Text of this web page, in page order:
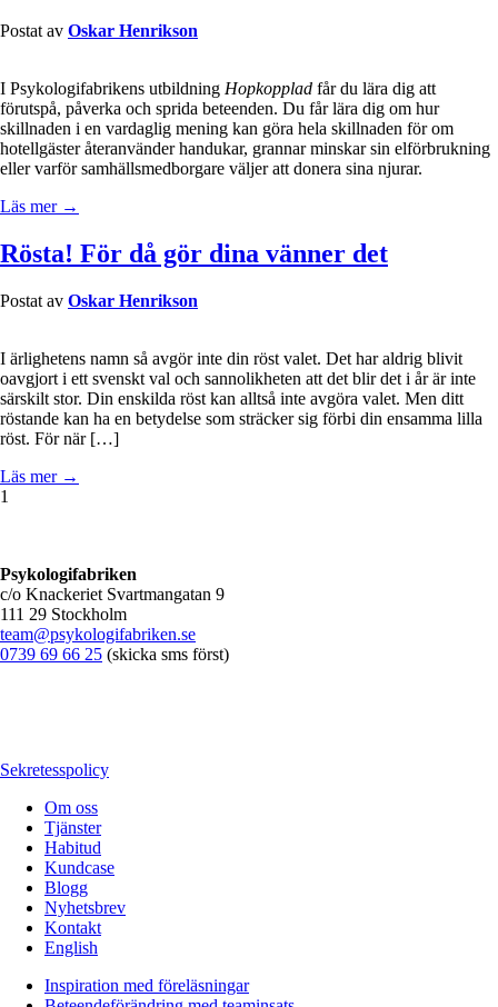
Postat av Oskar Henrikson
I Psykologifabrikens utbildning Hopkopplad får du lära dig att
förutspå, påverka och sprida beteenden. Du får lära dig om hur
skillnaden i en vardaglig mening kan göra hela skillnaden för om
hotellgäster återanvänder handukar, grannar minskar sin elförbrukning
eller varför samhällsmedborgare väljer att donera sina njurar.
Läs mer →
Rösta! För då gör dina vänner det
Postat av Oskar Henrikson
I ärlighetens namn så avgör inte din röst valet. Det har aldrig blivit
oavgjort i ett svenskt val och sannolikheten att det blir det i år är inte
särskilt stor. Din enskilda röst kan alltså inte avgöra valet. Men ditt
röstande kan ha en betydelse som sträcker sig förbi din ensamma lilla
röst. För när […]
Läs mer →
1
Psykologifabriken
c/o Knackeriet Svartmangatan 9
111 29 Stockholm
team@psykologifabriken.se
0739 69 66 25 (skicka sms först)
Sekretesspolicy
Om oss
Tjänster
Habitud
Kundcase
Blogg
Nyhetsbrev
Kontakt
English
Inspiration med föreläsningar